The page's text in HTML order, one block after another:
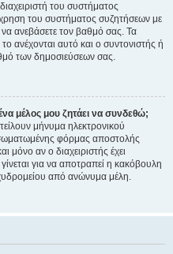
του συστήματος
του συστήματος συζητήσεων με
ανεβάσετε τον βαθμό σας. Τα
ανέχονται αυτό και ο συντονιστής ή
των δημοσιεύσεων σας.
μέλος μου ζητάει να συνδεθώ;
μήνυμα ηλεκτρονικού
φόρμας αποστολής
μόνο αν ο διαχειριστής έχει
για να αποτραπεί η κακόβουλη
από ανώνυμα μέλη.